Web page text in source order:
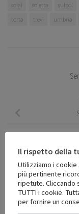
solai
soletta sulpol
torta
trevi umbria
Il rispetto della
Utilizziamo i
più pertinente
ripetute. Cliccando
TUTTI i cookie.
per fornire un